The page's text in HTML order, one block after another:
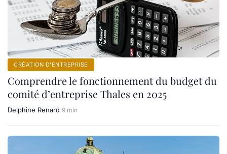
CRÉATION D’ENTREPRISE
Comprendre le fonctionnement du budget du
comité d’entreprise Thales en 2025
Delphine Renard 9 min